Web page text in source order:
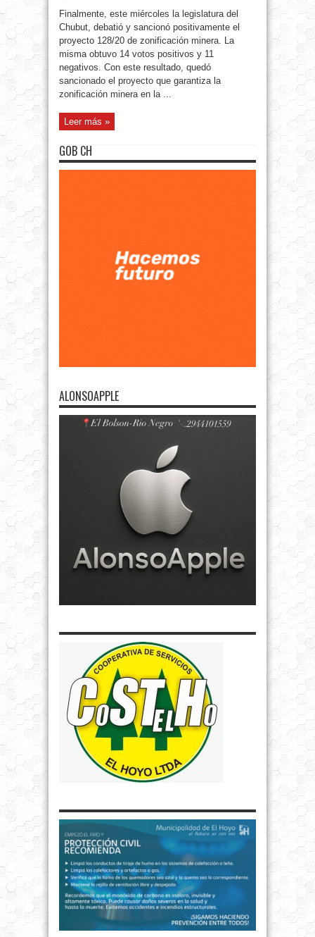
Finalmente, este miércoles la legislatura del
Chubut, debatió y sancionó positivamente el
proyecto 128/20 de zonificación minera. La
misma obtuvo 14 votos positivos y 11
negativos. Con este resultado, quedó
sancionado el proyecto que garantiza la
zonificación minera en la ...
Leer más »
GOB CH
ALONSOAPPLE